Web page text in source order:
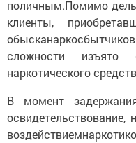
поличным.Помимо
клиенты,
сложности
наркотического
В момент